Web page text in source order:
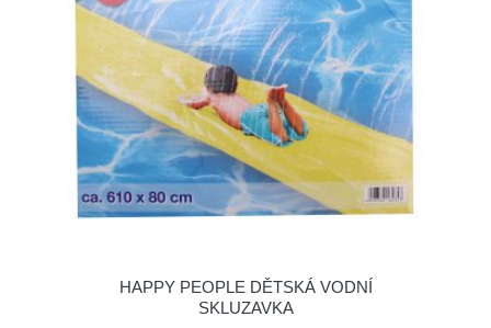
HAPPY PEOPLE DĚTSKÁ VODNÍ
SKLUZAVKA